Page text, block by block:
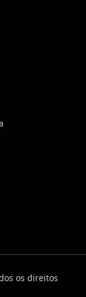
os direitos